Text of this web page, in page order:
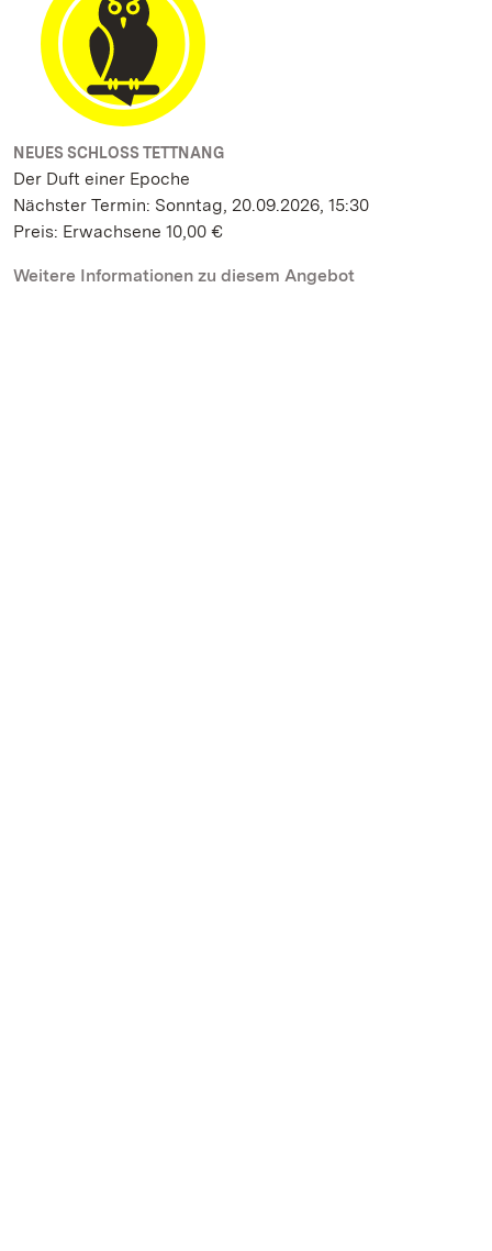
NEUES SCHLOSS TETTNANG
Der Duft einer Epoche
Nächster Termin: Sonntag, 20.09.2026, 15:30
Preis: Erwachsene 10,00 €
Weitere Informationen zu diesem Angebot